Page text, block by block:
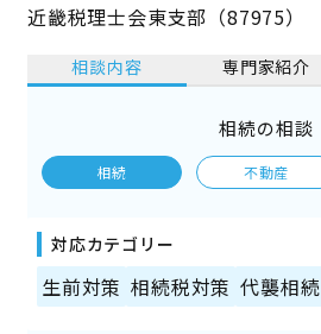
近畿税理士会東支部（87975）
相談内容 専門家紹介
相続の相談
相続 不動産
対応カテゴリー
生前対策 相続税対策 代襲相続